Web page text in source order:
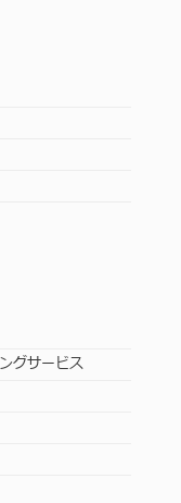
グサービス